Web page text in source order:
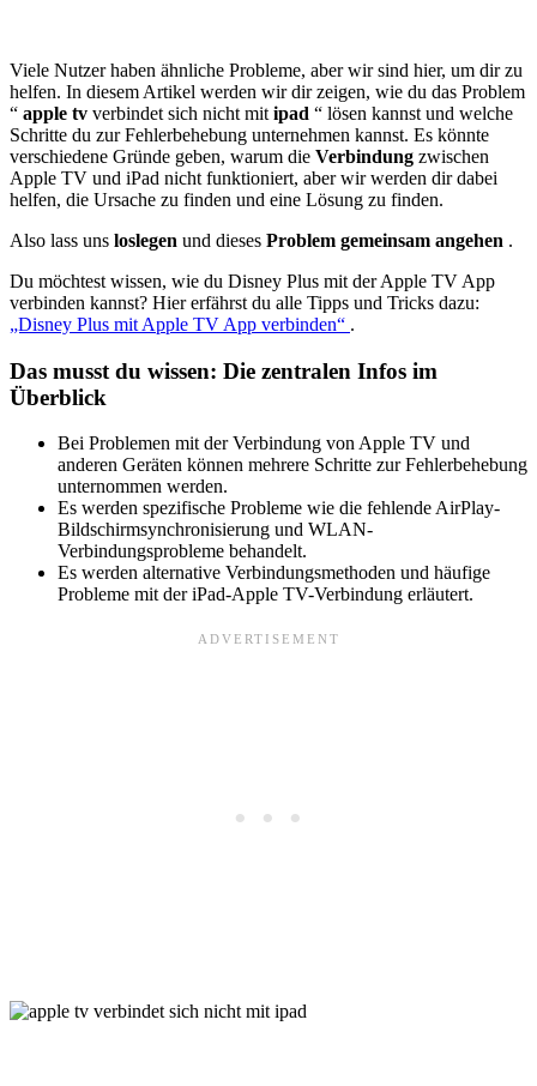
Viele Nutzer haben ähnliche Probleme, aber wir sind hier, um dir zu
helfen. In diesem Artikel werden wir dir zeigen, wie du das Problem
“ apple tv verbindet sich nicht mit ipad “ lösen kannst und welche
Schritte du zur Fehlerbehebung unternehmen kannst. Es könnte
verschiedene Gründe geben, warum die Verbindung zwischen
Apple TV und iPad nicht funktioniert, aber wir werden dir dabei
helfen, die Ursache zu finden und eine Lösung zu finden.
Also lass uns loslegen und dieses Problem gemeinsam angehen .
Du möchtest wissen, wie du Disney Plus mit der Apple TV App
verbinden kannst? Hier erfährst du alle Tipps und Tricks dazu:
„Disney Plus mit Apple TV App verbinden“ .
Das musst du wissen: Die zentralen Infos im
Überblick
Bei Problemen mit der Verbindung von Apple TV und
anderen Geräten können mehrere Schritte zur Fehlerbehebung
unternommen werden.
Es werden spezifische Probleme wie die fehlende AirPlay-
Bildschirmsynchronisierung und WLAN-
Verbindungsprobleme behandelt.
Es werden alternative Verbindungsmethoden und häufige
Probleme mit der iPad-Apple TV-Verbindung erläutert.